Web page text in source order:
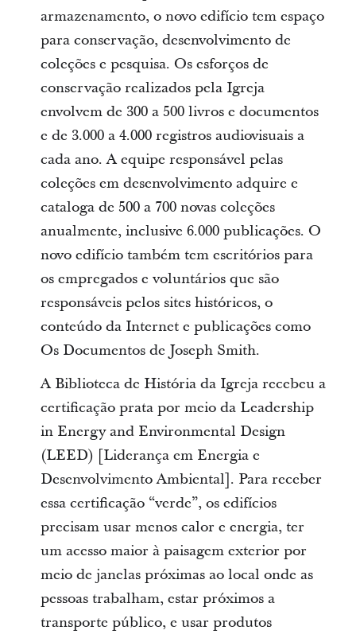
armazenamento, o novo edifício tem espaço
para conservação, desenvolvimento de
coleções e pesquisa. Os esforços de
conservação realizados pela Igreja
envolvem de 300 a 500 livros e documentos
e de 3.000 a 4.000 registros audiovisuais a
cada ano. A equipe responsável pelas
coleções em desenvolvimento adquire e
cataloga de 500 a 700 novas coleções
anualmente, inclusive 6.000 publicações. O
novo edifício também tem escritórios para
os empregados e voluntários que são
responsáveis pelos sites históricos, o
conteúdo da Internet e publicações como
Os Documentos de Joseph Smith.
A Biblioteca de História da Igreja recebeu a
certificação prata por meio da Leadership
in Energy and Environmental Design
(LEED) [Liderança em Energia e
Desenvolvimento Ambiental]. Para receber
essa certificação “verde”, os edifícios
precisam usar menos calor e energia, ter
um acesso maior à paisagem exterior por
meio de janelas próximas ao local onde as
pessoas trabalham, estar próximos a
transporte público, e usar produtos